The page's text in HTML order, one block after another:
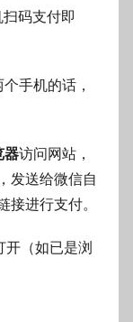
码支付即
手机的话，
器访问网站，
发送给微信自
接进行支付。
（如已是浏